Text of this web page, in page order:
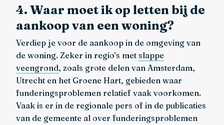
4. Waar moet ik op letten bij de
aankoop van een woning?
Verdiep je voor de aankoop in de omgeving van
de woning. Zeker in regio’s met slappe
veengrond, zoals grote delen van Amsterdam,
Utrecht en het Groene Hart, gebieden waar
funderingsproblemen relatief vaak voorkomen.
Vaak is er in de regionale pers of in de publicaties
van de gemeente al over funderingsproblemen